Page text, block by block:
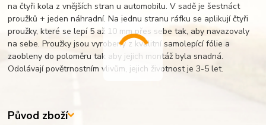
na čtyři kola z vnějších stran u automobilu. V sadě je šestnáct
proužků + jeden náhradní. Na jednu stranu ráfku se aplikují čtyři
proužky, které se lepí 5 až 10 mm přes sebe tak, aby navazovaly
na sebe. Proužky jsou vyrobeny z kvalitní samolepící fólie a
zaobleny do poloměru tak aby jejich montáž byla snadná.
Odolávají povětrnostním vlivům, jejich životnost je 3-5 let.
Původ zboží